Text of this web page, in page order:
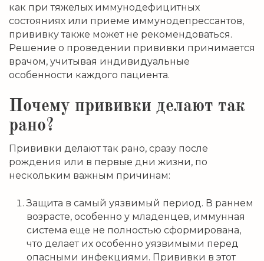
как при тяжелых иммунодефицитных
состояниях или приеме иммунодепрессантов,
прививку также может не рекомендоваться.
Решение о проведении прививки принимается
врачом, учитывая индивидуальные
особенности каждого пациента.
Почему прививки делают так
рано?
Прививки делают так рано, сразу после
рождения или в первые дни жизни, по
нескольким важным причинам:
Защита в самый уязвимый период. В раннем
возрасте, особенно у младенцев, иммунная
система еще не полностью сформирована,
что делает их особенно уязвимыми перед
опасными инфекциями. Прививки в этот